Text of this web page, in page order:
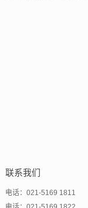
联系我们
电话：021-5169 1811